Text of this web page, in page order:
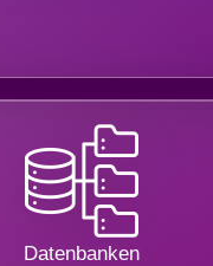
Datenbanken